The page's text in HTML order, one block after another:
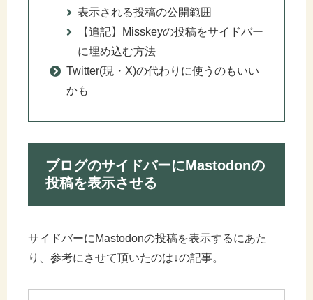
表示される投稿の公開範囲
【追記】Misskeyの投稿をサイドバー
に埋め込む方法
Twitter(現・X)の代わりに使うのもいい
かも
ブログのサイドバーにMastodonの
投稿を表示させる
サイドバーにMastodonの投稿を表示するにあた
り、参考にさせて頂いたのは↓の記事。